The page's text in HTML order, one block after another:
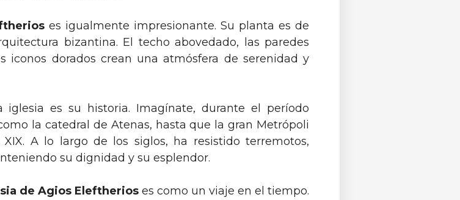
es igualmente impresionante. Su planta es de
bizantina. El techo abovedado, las paredes
iconos dorados crean una atmósfera de serenidad y
es su historia. Imagínate, durante el período
la catedral de Atenas, hasta que la gran Metrópoli
A lo largo de los siglos, ha resistido terremotos,
su dignidad y su esplendor.
de Agios Eleftherios es como un viaje en el tiempo.